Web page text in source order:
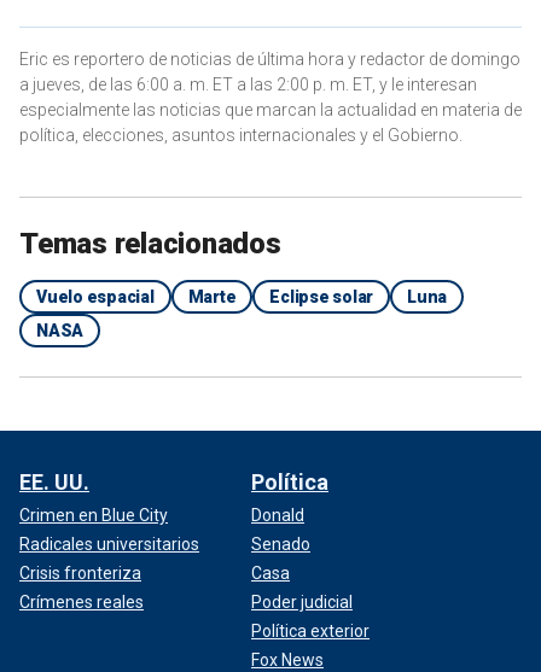
Eric es reportero de noticias de última hora y redactor de domingo
a jueves, de las 6:00 a. m. ET a las 2:00 p. m. ET, y le interesan
especialmente las noticias que marcan la actualidad en materia de
política, elecciones, asuntos internacionales y el Gobierno.
Temas relacionados
Vuelo espacial Marte Eclipse solar
Luna
NASA
EE. UU.
Crimen en Blue City
Radicales universitarios
Crisis fronteriza
Crímenes reales
Política
Donald
Senado
Casa
Poder judicial
Política exterior
Fox News